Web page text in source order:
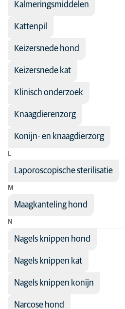
Kalmeringsmiddelen
Kattenpil
Keizersnede hond
Keizersnede kat
Klinisch onderzoek
Knaagdierenzorg
Konijn- en knaagdierzorg
L
Laporoscopische sterilisatie
M
Maagkanteling hond
N
Nagels knippen hond
Nagels knippen kat
Nagels knippen konijn
Narcose hond